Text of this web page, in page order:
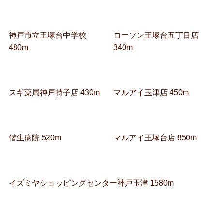
神戸市立王塚台中学校
480m
ローソン王塚台五丁目店
340m
スギ薬局神戸持子店 430m マルアイ玉津店 450m
偕生病院 520m マルアイ王塚台店 850m
イズミヤショッピングセンター神戸玉津 1580m